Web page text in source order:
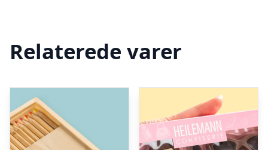
Relaterede varer